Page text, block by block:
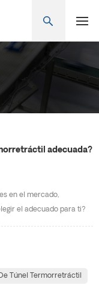
adecuada?
en el mercado,
el adecuado para ti?
de envasado de
retráctil, máquina
Túnel Termorretráctil